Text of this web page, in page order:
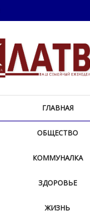
ГЛАВНАЯ
ОБЩЕСТВО
КОММУНАЛКА
ЗДОРОВЬЕ
ЖИЗНЬ